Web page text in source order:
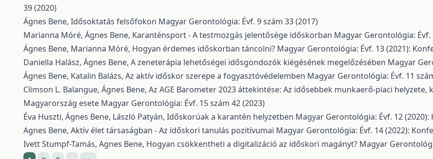
39 (2020)
Ágnes Bene, Idősoktatás felsőfokon Magyar Gerontológia: Évf. 9 szám 33 (2017)
Marianna Móré, Ágnes Bene, Karanténsport - A testmozgás jelentősége időskorban Magyar Gerontológia:
Ágnes Bene, Marianna Móré, Hogyan érdemes időskorban táncolni? Magyar Gerontológia: Évf. 13 (2021):
Daniella Halász, Ágnes Bene, A zeneterápia lehetőségei idősgondozók kiégésének megelőzésében Magyar
Ágnes Bene, Katalin Balázs, Az aktív időskor szerepe a fogyasztóvédelemben Magyar Gerontológia: Évf. 11
Climson L. Balangue, Ágnes Bene, Az AGE Barometer 2023 áttekintése: Az idősebbek munkaerő-piaci
Magyarország esete Magyar Gerontológia: Évf. 15 szám 42 (2023)
Éva Huszti, Ágnes Bene, László Patyán, Időskorúak a karantén helyzetben Magyar Gerontológia: Évf. 12
Agnes Bene, Aktív élet társaságban - Az időskori tanulás pozitívumai Magyar Gerontológia: Évf. 14 (2022):
Ivett Stumpf-Tamás, Agnes Bene, Hogyan csökkentheti a digitalizáció az időskori magányt? Magyar